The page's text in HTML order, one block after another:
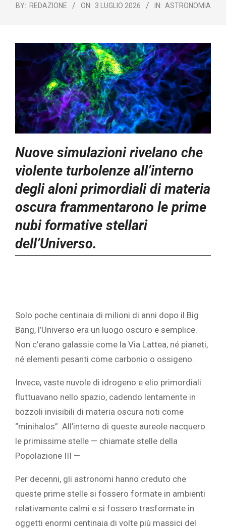
BY: REDAZIONE ON: 3 LUGLIO 2026 IN: ASTRONOMIA
Nuove simulazioni rivelano che
violente turbolenze all’interno
degli aloni primordiali di materia
oscura frammentarono le prime
nubi formative stellari
dell’Universo.
Solo poche centinaia di milioni di anni dopo il Big
Bang, l’Universo era un luogo oscuro e semplice.
Non c’erano galassie come la Via Lattea, né pianeti,
né elementi pesanti come carbonio o ossigeno.
Invece, vaste nuvole di idrogeno e elio primordiali
fluttuavano nello spazio, cadendo lentamente in
bozzoli invisibili di materia oscura noti come
“minihalos”. All’interno di queste aureole nacquero
le primissime stelle — chiamate stelle della
Popolazione III —
Per decenni, gli astronomi hanno creduto che
queste prime stelle si fossero formate in ambienti
relativamente calmi e si fossero trasformate in
oggetti enormi centinaia di volte più massici del